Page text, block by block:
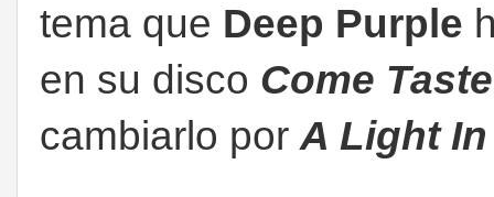
tema que Deep Purple
en su disco Come
cambiarlo por A Light